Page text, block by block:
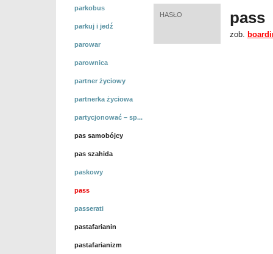
parkobus
parkuj i jedź
parowar
parownica
partner życiowy
partnerka życiowa
partycjonować – sp...
pas samobójcy
pas szahida
paskowy
pass
passerati
pastafarianin
pastafarianizm
HASŁO pass
zob.